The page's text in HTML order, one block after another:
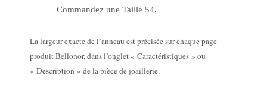
Commandez une Taille 54.
La largeur exacte de l’anneau est précisée sur chaque page
produit Bellonor, dans l’onglet « Caractéristiques » ou
« Description » de la pièce de joaillerie.